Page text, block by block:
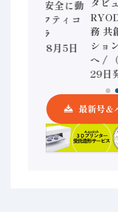
/ IDEC、安全に動
かすセーフティコ
ントローラ
（2026年8月5日
務 共
ショ
へ /
29日
最新号＆